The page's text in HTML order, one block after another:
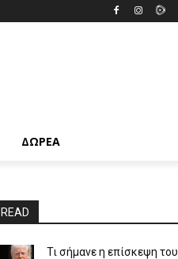
ΔΩΡΕΆ
Τι σήμανε η επίσκεψη του